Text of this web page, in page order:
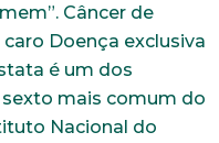
Câncer de
Doença exclusiva
é um dos
mais comum do
Nacional do